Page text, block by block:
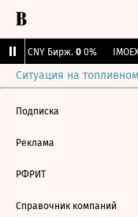
CNY Бирж. 0 0% IMOEX
Ситуация на
Подписка
Реклама
РФРИТ
Справочник компаний